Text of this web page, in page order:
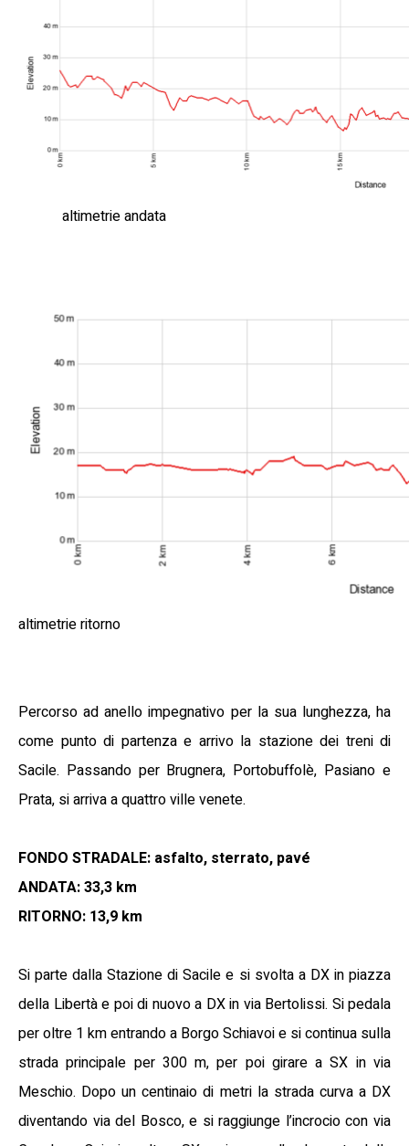
altimetrie andata
altimetrie ritorno
Percorso ad anello impegnativo per la sua lunghezza, ha
come punto di partenza e arrivo la stazione dei treni di
Sacile. Passando per Brugnera, Portobuffolè, Pasiano e
Prata, si arriva a quattro ville venete.
FONDO STRADALE: asfalto, sterrato, pavé
ANDATA: 33,3 km
RITORNO: 13,9 km
Si parte dalla Stazione di Sacile e si svolta a DX in piazza
della Libertà e poi di nuovo a DX in via Bertolissi. Si pedala
per oltre 1 km entrando a Borgo Schiavoi e si continua sulla
strada principale per 300 m, per poi girare a SX in via
Meschio. Dopo un centinaio di metri la strada curva a DX
diventando via del Bosco, e si raggiunge l’incrocio con via